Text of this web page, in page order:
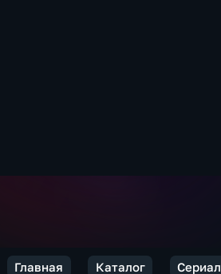
Главная Каталог Сериал